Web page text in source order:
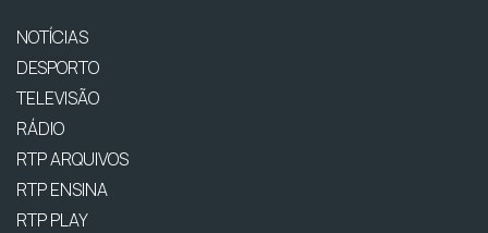
NOTÍCIAS
DESPORTO
TELEVISÃO
RÁDIO
RTP ARQUIVOS
RTP ENSINA
RTP PLAY